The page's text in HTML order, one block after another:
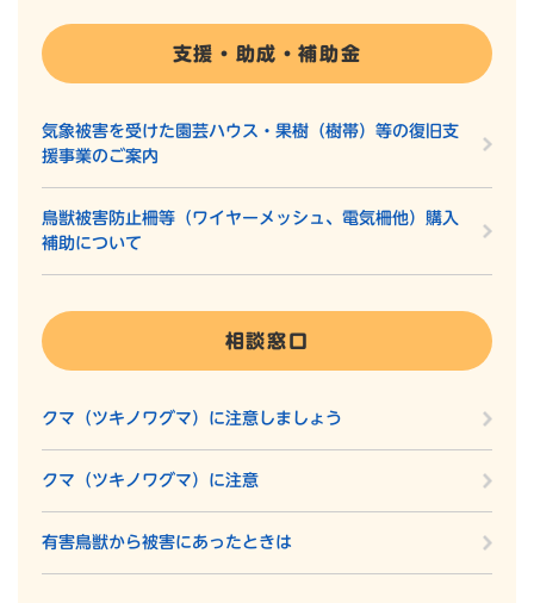
支援・助成・補助金
気象被害を受けた園芸ハウス・果樹（樹帯）等の復旧支
援事業のご案内
鳥獣被害防止柵等（ワイヤーメッシュ、電気柵他）購入
補助について
相談窓口
クマ（ツキノワグマ）に注意しましょう
クマ（ツキノワグマ）に注意
有害鳥獣から被害にあったときは